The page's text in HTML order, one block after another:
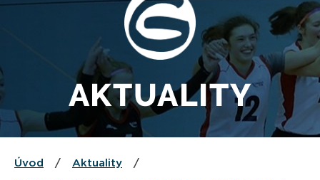
AKTUALITY
Úvod / Aktuality /